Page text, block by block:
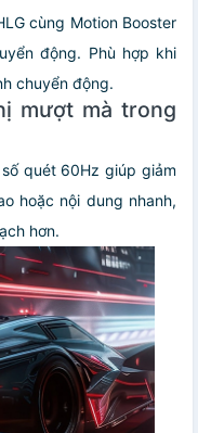
cùng Motion Booster
động. Phù hợp khi
chuyển động.
mượt mà trong
quét 60Hz giúp giảm
hoặc nội dung nhanh,
hơn.